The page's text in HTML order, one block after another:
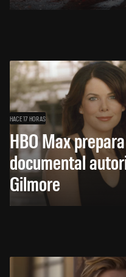
HACE 17 HORAS
HBO Max
documental
Gilmore